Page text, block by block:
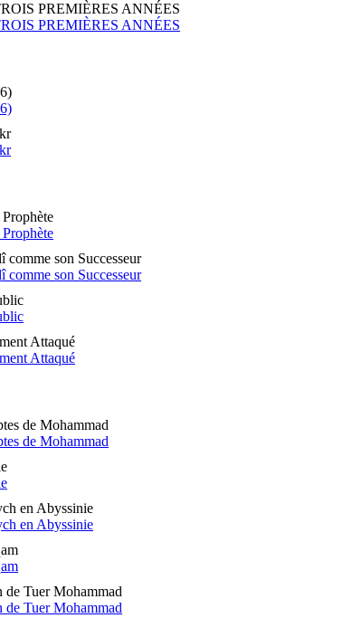
PREMIÈRES ANNÉES
PREMIÈRES ANNÉES
son Successeur
son Successeur
Attaqué
Attaqué
de Mohammad
de Mohammad
en Abyssinie
en Abyssinie
Tuer Mohammad
Tuer Mohammad